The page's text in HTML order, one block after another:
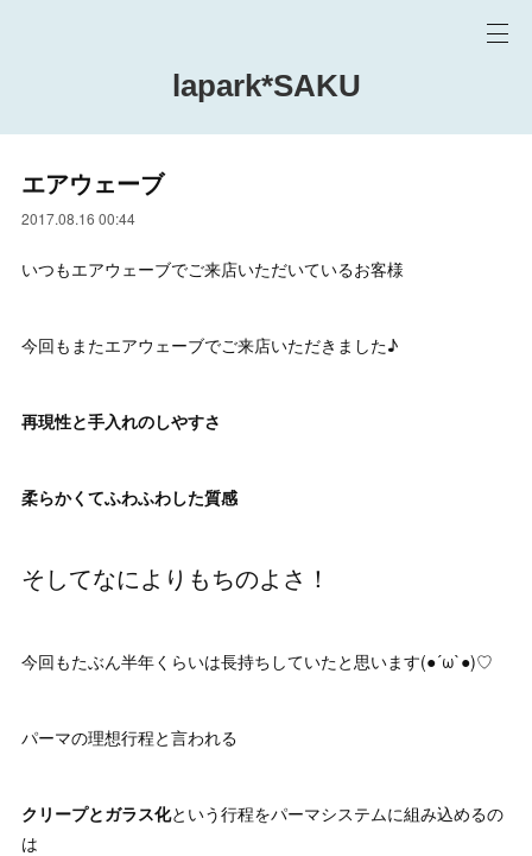
lapark*SAKU
エアウェーブ
2017.08.16 00:44
いつもエアウェーブでご来店いただいているお客様
今回もまたエアウェーブでご来店いただきました♪
再現性と手入れのしやすさ
柔らかくてふわふわした質感
そしてなによりもちのよさ！
今回もたぶん半年くらいは長持ちしていたと思います(●´ω`●)♡
パーマの理想行程と言われる
クリープとガラス化という行程をパーマシステムに組み込めるの
は